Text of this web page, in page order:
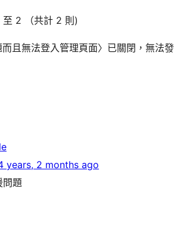
2 （共計 2 則)
且無法登入管理頁面〉已關閉，無法發
years, 2 months ago
問題